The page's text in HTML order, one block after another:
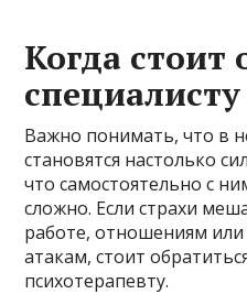
Когда стоит
специалисту
Важно понимать, что в
становятся настолько
что самостоятельно с
сложно. Если страхи
работе, отношениям
атакам, стоит
психотерапевту.